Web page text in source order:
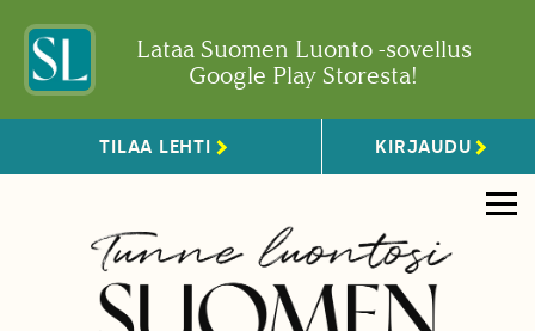
Lataa Suomen Luonto -sovellus
Google Play Storesta!
TILAA LEHTI KIRJAUDU